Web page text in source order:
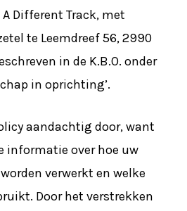
Different Track, met
te Leemdreef 56, 2990
in de K.B.O. onder
in oprichting’.
aandachtig door, want
informatie over hoe uw
verwerkt en welke
Door het verstrekken